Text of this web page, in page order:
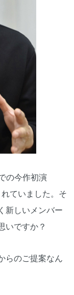
の今作初演
ていました。そ
新しいメンバー
いですか？
らのご提案なん